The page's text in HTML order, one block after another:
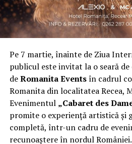
„Dacă nu eu, atunci cine?”
Mihalca, fondatoarea
întrebare s-a născut campania.
Cine a ales să fie vizibilă la
Femeile prezente la
provin din domenii complet
Andreea Faur, specialist SEO,
înseamnă să te asociezi cu
reprezinți și să educi publicul
Pe 7 martie, înainte de Ziua
publicul este invitat la o seară de
deRomanita Eventsîn cadrul
Romanita din localitatea Recea,
Evenimentul „Cabaret des
promite o experiență artistică și
completă, într-un cadru de
recunoaștere în nordul României.